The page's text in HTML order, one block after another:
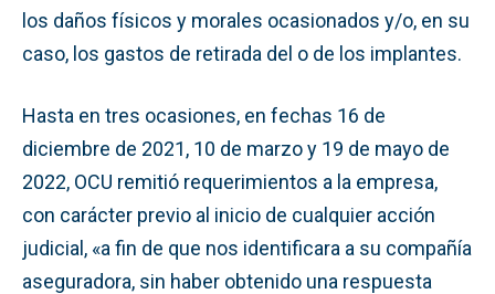
los daños físicos y morales ocasionados y/o, en su
caso, los gastos de retirada del o de los implantes.
Hasta en tres ocasiones, en fechas 16 de
diciembre de 2021, 10 de marzo y 19 de mayo de
2022, OCU remitió requerimientos a la empresa,
con carácter previo al inicio de cualquier acción
judicial, «a fin de que nos identificara a su compañía
aseguradora, sin haber obtenido una respuesta